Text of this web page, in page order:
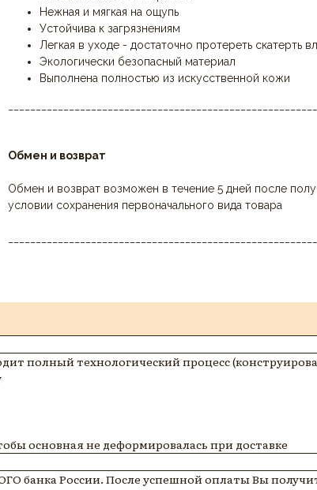
Нежная и мягкая на ощупь
Устойчива к загрязнениям
Легкая в уходе - достаточно протереть скатерть
Экологически безопасный материал
Выполнена полностью из искусственной кожи
Обмен и возврат
Обмен и возврат возможен в течение 5 дней после
условии сохранения первоначального вида товара
полный технологический процесс
основная не деформировалась при доставке
банка России. После успешной оплаты Вы